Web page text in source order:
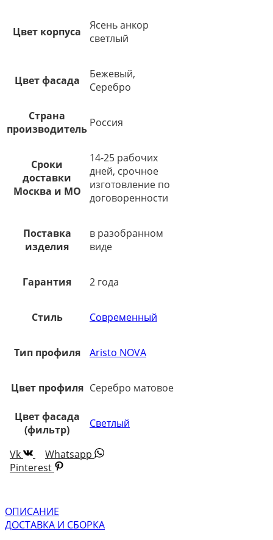
Цвет корпуса
Ясень анкор
светлый
Цвет фасада
Бежевый,
Серебро
Страна
производитель Россия
Сроки
доставки
Москва и МО
14-25 рабочих
дней, срочное
изготовление по
договоренности
Поставка
изделия
в разобранном
виде
Гарантия 2 года
Стиль Современный
Тип профиля Aristo NOVA
Цвет профиля Серебро матовое
Цвет фасада
(фильтр)
Светлый
Vk
Whatsapp
Pinterest
ОПИСАНИЕ
ДОСТАВКА И СБОРКА